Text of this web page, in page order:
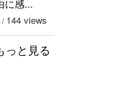
に感...
/ 144 views
っと見る